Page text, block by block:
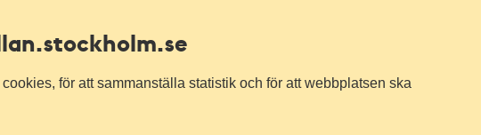
.stockholm.se
för att sammanställa statistik och för att webbplatsen ska